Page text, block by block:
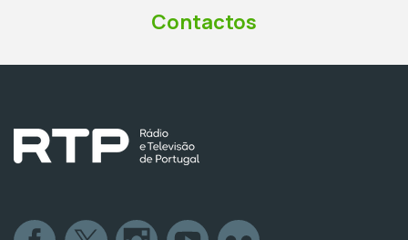
Contactos